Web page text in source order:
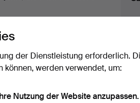
Objekt
Suche
der Dienstleistung erforderlich.
können, werden verwendet, um:
Nutzung der Website anzupassen.